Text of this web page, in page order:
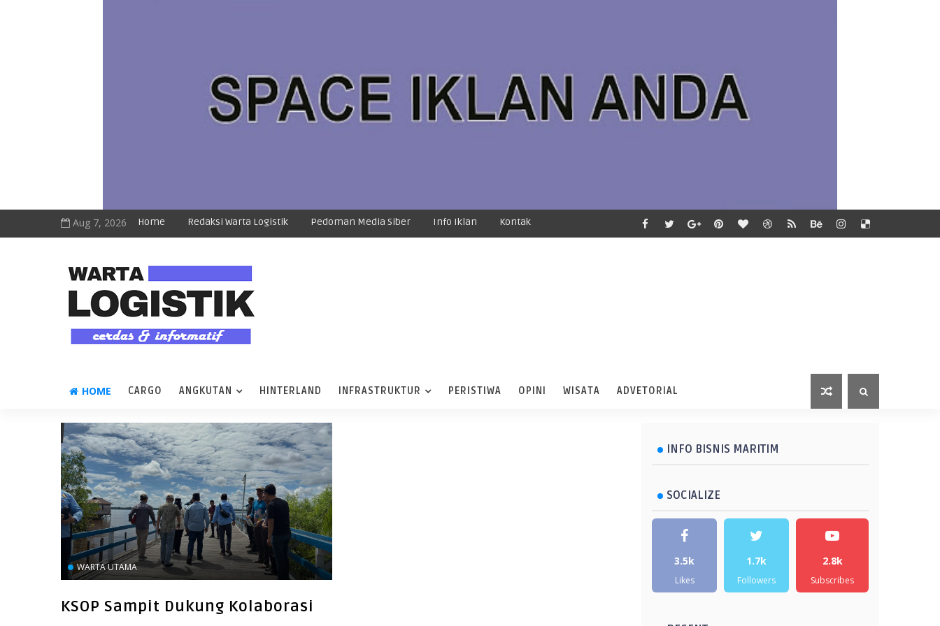
Aug 7, 2026 Home Redaksi Warta Logistik Pedoman Media Siber Info Iklan Kontak
HOME CARGO ANGKUTAN HINTERLAND INFRASTRUKTUR PERISTIWA OPINI WISATA ADVETORIAL
WARTA UTAMA
KSOP Sampit Dukung Kolaborasi
INFO BISNIS MARITIM
SOCIALIZE
3.5k
Likes
1.7k
Followers
2.8k
Subscribes